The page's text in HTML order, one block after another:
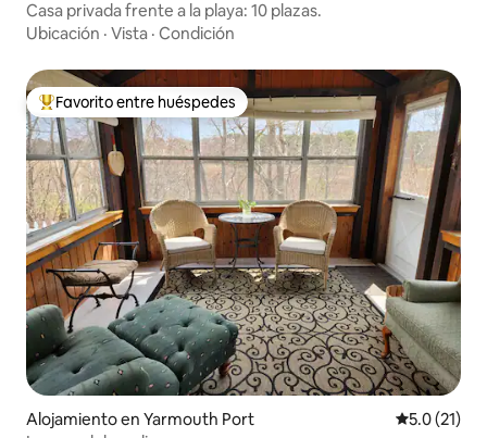
Casa privada frente a la playa: 10 plazas.
Ubicación · Vista · Condición
Favorito entre huéspedes preferido
Favorito entre huéspedes
Alojamiento en Yarmouth Port Calificación
5.0 (21)